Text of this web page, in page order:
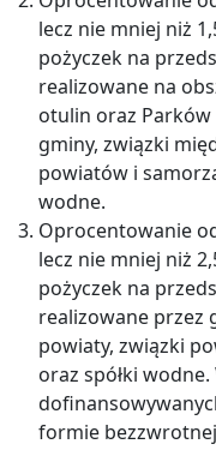
lecz nie mniej niż
pożyczek na
realizowane na
otulin oraz
gminy, związki
powiatów i
wodne.
Oprocentowanie
lecz nie mniej niż
pożyczek na
realizowane przez
powiaty, związki
oraz spółki
formie